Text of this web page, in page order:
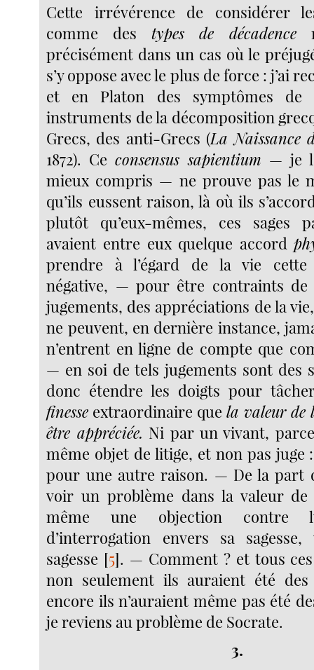
Cette irrévérence de considérer
comme des types de décadence
précisément dans un cas où le
s’y oppose avec le plus de force : j’ai
et en Platon des symptômes de
instruments de la décomposition
Grecs, des anti-Grecs (La Naissance
1872). Ceconsensus sapientium — je
mieux compris — ne prouve pas le
qu’ils eussent raison, là où ils
plutôt qu’eux-mêmes, ces sages
avaient entre eux quelque accord
prendre à l’égard de la vie cette
négative, — pour être contraints de
jugements, des appréciations de la
ne peuvent, en dernière instance,
n’entrent en ligne de compte que
— en soi de tels jugements sont des
donc étendre les doigts pour
finesse extraordinaire que la valeur de
être appréciée. Ni par un vivant,
même objet de litige, et non pas
pour une autre raison. — De la part
voir un problème dans la valeur de
même une objection
d’interrogation envers sa
sagesse [5]. — Comment ? et tous
non seulement ils auraient été
encore ils n’auraient même pas été
je reviens au problème de Socrate.
3.